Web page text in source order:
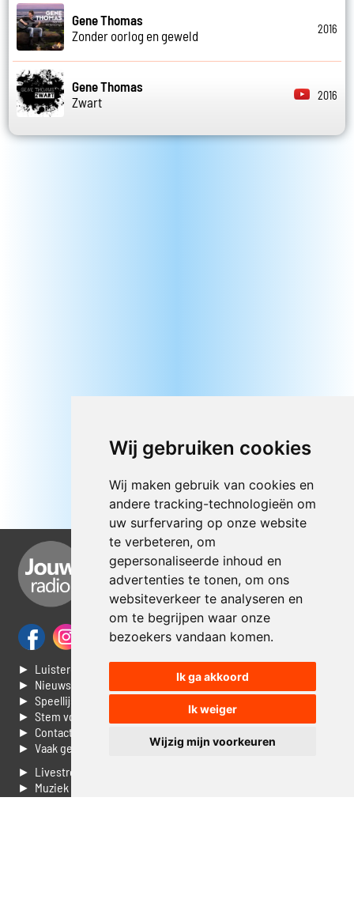
Wij gebruiken cookies
Wij maken gebruik van cookies en
andere tracking-technologieën om
uw surfervaring op onze website
te verbeteren, om
gepersonaliseerde inhoud en
advertenties te tonen, om ons
websiteverkeer te analyseren en
om te begrijpen waar onze
bezoekers vandaan komen.
Ik ga akkoord
Ik weiger
Wijzig mijn voorkeuren
Gene Thomas
Zonder oorlog en geweld
2016
Gene Thomas
Zwart
2016
► Luisteren naar Jouwradio
► Nieuws
► Speellijst
► Stem voor de Dag top 3
► Contacteer ons
► Vaak gestelde vragen
► Livestream informatie
► Muziek opzoeken